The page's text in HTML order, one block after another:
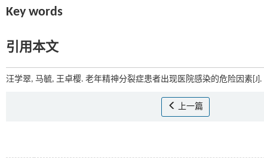
Key words
引用本文
汪学翠, 马毓, 王卓樱. 老年精神分裂症患者出现医院感染的危险因素[J].
上一篇